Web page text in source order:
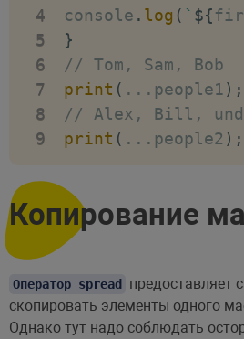
console . log ( ` ${
}
// Tom, Sam, Bob
print ( ... people1) ;
// Alex, Bill,
print ( ... people2 ) ;
Копирование
Оператор spread предоставляет
скопировать элементы одного
Однако тут надо соблюдать